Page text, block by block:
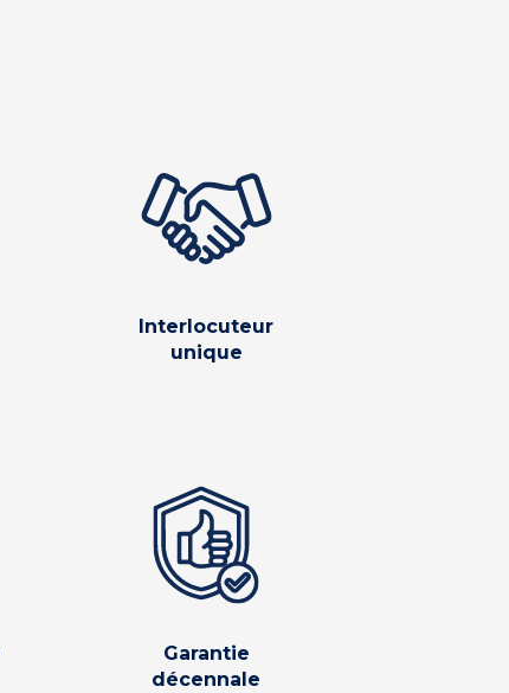
Interlocuteur
unique
Garantie
décennale